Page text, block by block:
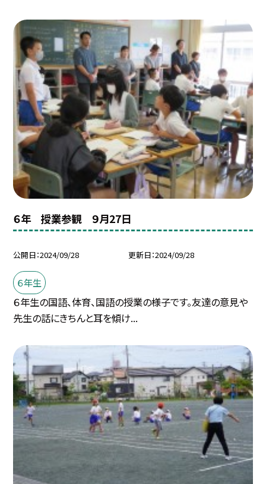
６年 授業参観 ９月27日
公開日 2024/09/28 更新日 2024/09/28
６年生
６年生の国語、体育、国語の授業の様子です。友達の意見や
先生の話にきちんと耳を傾け...